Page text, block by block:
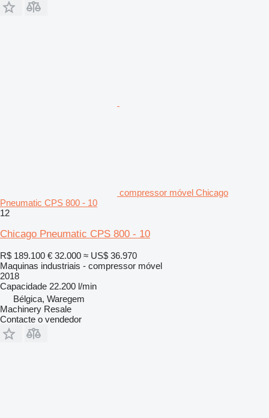
compressor móvel Chicago
Pneumatic CPS 800 - 10
12
Chicago Pneumatic CPS 800 - 10
R$ 189.100 € 32.000 ≈ US$ 36.970
Maquinas industriais - compressor móvel
2018
Capacidade 22.200 l/min
Bélgica, Waregem
Machinery Resale
Contacte o vendedor